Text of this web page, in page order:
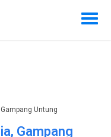
Untung
Gampang